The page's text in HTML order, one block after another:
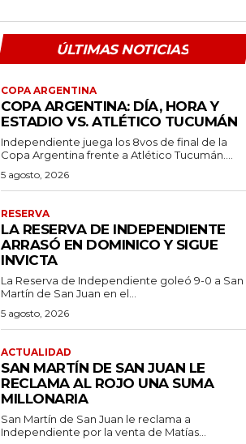
ÚLTIMAS NOTICIAS
COPA ARGENTINA
COPA ARGENTINA: DÍA, HORA Y
ESTADIO VS. ATLÉTICO TUCUMÁN
Independiente juega los 8vos de final de la
Copa Argentina frente a Atlético Tucumán....
5 agosto, 2026
RESERVA
LA RESERVA DE INDEPENDIENTE
ARRASÓ EN DOMINICO Y SIGUE
INVICTA
La Reserva de Independiente goleó 9-0 a San
Martín de San Juan en el...
5 agosto, 2026
ACTUALIDAD
SAN MARTÍN DE SAN JUAN LE
RECLAMA AL ROJO UNA SUMA
MILLONARIA
San Martín de San Juan le reclama a
Independiente por la venta de Matías...